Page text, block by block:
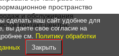
пространство
и обслуживания
контакт-центра.
сделать наш сайт удобнее для
вы даете свое согласие на
см. Политику обработки
Закрыть